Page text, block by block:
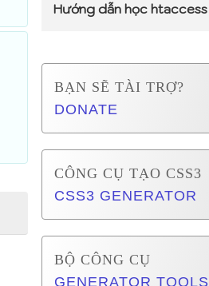
Hướng dẫn học htaccess
BẠN SẼ TÀI TRỢ?
DONATE
CÔNG CỤ TẠO CSS3
CSS3 GENERATOR
BỘ CÔNG CỤ
GENERATOR TOOLS